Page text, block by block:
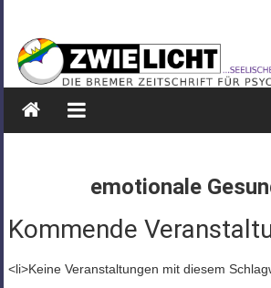
springen
ZWIELICHT
BREMEN
DIE
PSYCHOSOZIALEemotionale
Kommende
<li>Keine Veranstaltungen mit diesem